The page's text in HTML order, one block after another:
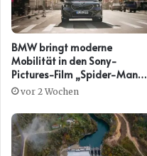
BMW bringt moderne
Mobilität in den Sony-
Pictures-Film „Spider-Man™:
Brand New Day“.
vor 2 Wochen